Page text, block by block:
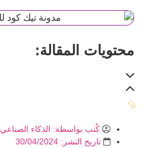
محتويات المقالة:
كُتب بواسطة:الذكاء الصناعي (AI)
تاريخ النشر:30/04/2024